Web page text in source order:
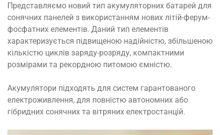
Представляємо новий тип акумуляторних батарей для
сонячних панелей з використанням нових літій-ферум-
фосфатних елементів. Даний тип елементів
характеризується підвищеною надійністю, збільшеною
кількістю циклів заряду-розряду, компактними
розмірами та рекордною питомою ємністю.
Акумулятори підходять для систем гарантованого
електроживлення, для повністю автономних або
гібридних сонячних та вітряних електростанцій.